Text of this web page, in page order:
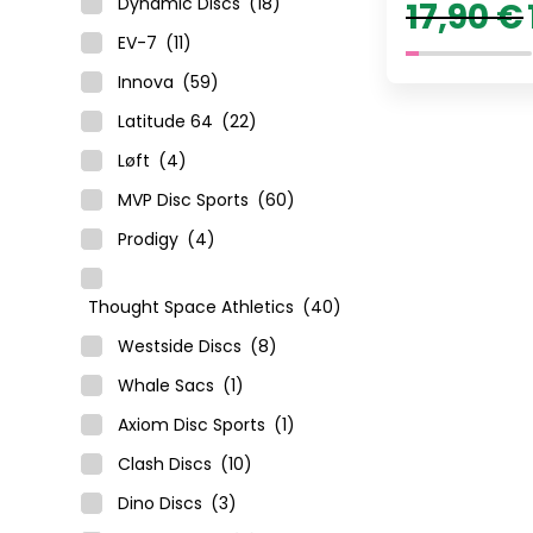
EV-7 (11)
Innova (59)
Latitude 64 (22)
Løft (4)
MVP Disc Sports (60)
Prodigy (4)
Thought Space Athletics (40)
Westside Discs (8)
Whale Sacs (1)
Axiom Disc Sports (1)
Clash Discs (10)
Dino Discs (3)
17,90€